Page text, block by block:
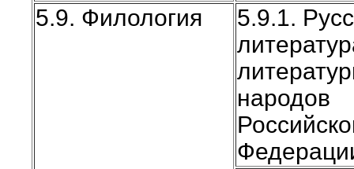
5.9. Филология
5.9.1.
народов